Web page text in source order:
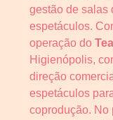
gestão de salas
espetáculos.
operação do
Higienópolis,
direção
espetáculos
coprodução. No